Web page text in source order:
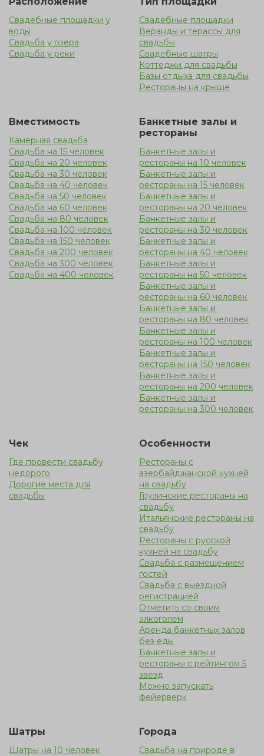
относительно недорогой вариант. Пышное торжество
дарит неограниченные возможности, в отличие от
закрытого помещения. Такая уединенная локация на
природе является прекрасным решением, но следует
помнить, что на открытой местности гостей может
застать дождь, поэтому лучше продумать вариант с
Свадебные площадки у
воды
Свадьба у озера
Свадьба у реки
Свадебные площадки
Веранды и терассы для
свадьбы
Свадебные шатры
Коттеджи для свадьбы
Базы отдыха для свадьбы
Рестораны на крыше
Вместимость
Камерная свадьба
Свадьба на 15 человек
Свадьба на 20 человек
Свадьба на 30 человек
Свадьба на 40 человек
Свадьба на 50 человек
Свадьба на 60 человек
Свадьба на 80 человек
Свадьба на 100 человек
Свадьба на 150 человек
Свадьба на 200 человек
Свадьба на 300 человек
Свадьба на 400 человек
Банкетные залы и
рестораны
Банкетные залы и
рестораны на 10 человек
Банкетные залы и
рестораны на 15 человек
Банкетные залы и
рестораны на 20 человек
Банкетные залы и
рестораны на 30 человек
Банкетные залы и
рестораны на 40 человек
Банкетные залы и
рестораны на 50 человек
Банкетные залы и
рестораны на 60 человек
Банкетные залы и
рестораны на 80 человек
Банкетные залы и
рестораны на 100 человек
Банкетные залы и
рестораны на 150 человек
Банкетные залы и
рестораны на 200 человек
Банкетные залы и
рестораны на 300 человек
Чек
Где провести свадьбу
недорого
Дорогие места для
свадьбы
Особенности
Рестораны с
азербайджанской кухней
на свадьбу
Грузинские рестораны на
свадьбу
Итальянские рестораны на
свадьбу
Рестораны с русской
кухней на свадьбу
Свадьба с размещением
гостей
Cвадьба с выездной
регистрацией
Отметить со своим
алкоголем
Аренда банкетных залов
без еды
Банкетные залы и
рестораны с рейтингом 5
звезд
Можно запускать
фейерверк
Шатры
Шатры на 10 человек
Города
Свадьба на природе в